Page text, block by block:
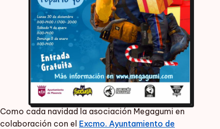
Como cada navidad la asociación Megagumi en
colaboración con el Excmo. Ayuntamiento de